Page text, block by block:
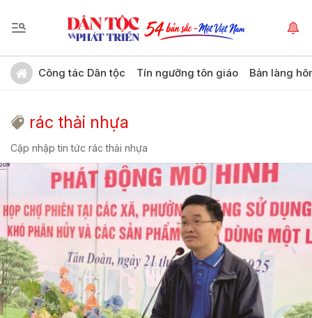
Công tác Dân tộc Tín ngưỡng tôn giáo Bản làng
rác thải nhựa
Cập nhập tin tức rác thải nhựa